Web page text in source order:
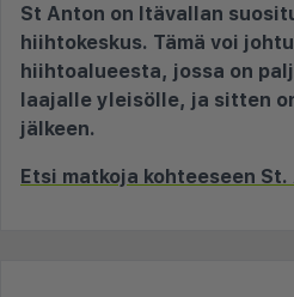
St Anton on Itävallan
hiihtokeskus. Tämä voi
hiihtoalueesta, jossa on
laajalle yleisölle, ja sitten
jälkeen.
Etsi matkoja kohteeseen St.